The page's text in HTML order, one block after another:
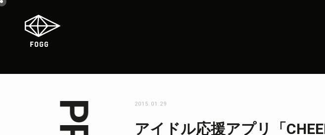
2015.01.29
アイドル応援アプリ「